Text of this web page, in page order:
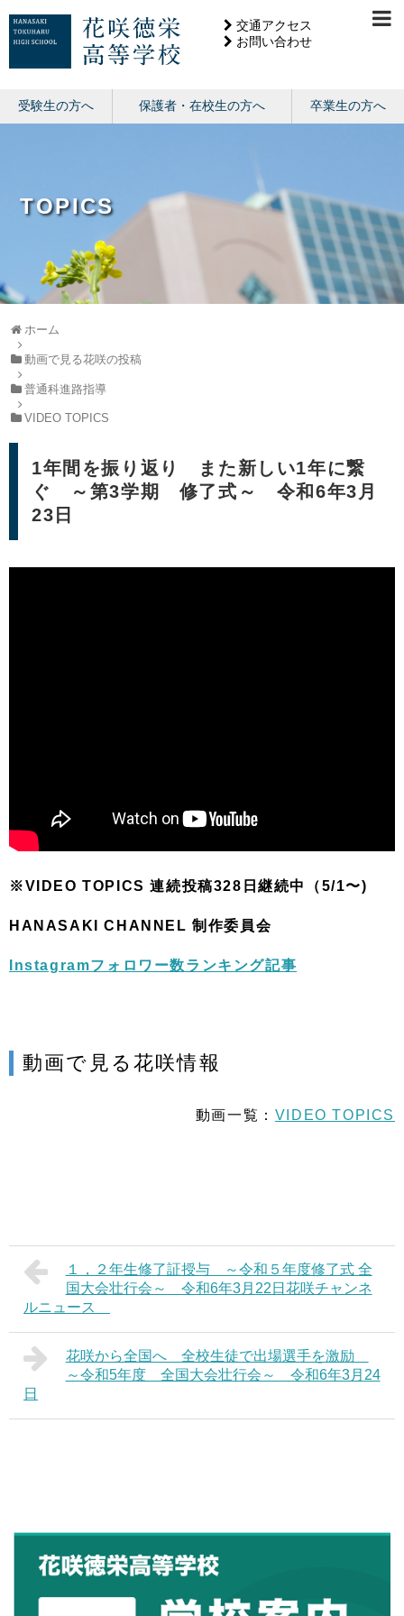
交通アクセス
お問い合わせ
受験生の方へ 保護者・在校生の方へ 卒業生の方へ
TOPICS
ホーム
動画で見る花咲の投稿
普通科進路指導
VIDEO TOPICS
1年間を振り返り また新しい1年に繋
ぐ ～第3学期 修了式～ 令和6年3月
23日
※VIDEO TOPICS 連続投稿328日継続中（5/1〜)
HANASAKI CHANNEL 制作委員会
Instagramフォロワー数ランキング記事
動画で見る花咲情報
動画一覧： VIDEO TOPICS
１，２年生修了証授与 ～令和５年度修了式 全
国大会壮行会～ 令和6年3月22日花咲チャンネ
ルニュース
花咲から全国へ 全校生徒で出場選手を激励
～令和5年度 全国大会壮行会～ 令和6年3月24
日